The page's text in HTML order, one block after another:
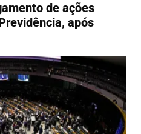
de ações
após